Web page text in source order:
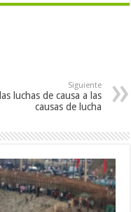
Siguiente
luchas de causa a las
causas de lucha